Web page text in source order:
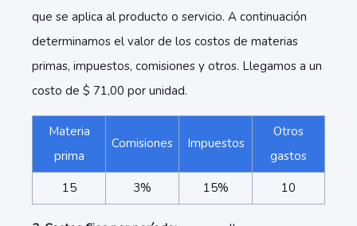
que se aplica al producto o servicio. A continuación
determinamos el valor de los costos de materias
primas, impuestos, comisiones y otros. Llegamos a un
costo de $ 71,00 por unidad.
Materia
prima
Comisiones Impuestos
Otros
gastos
15
3% 15% 10